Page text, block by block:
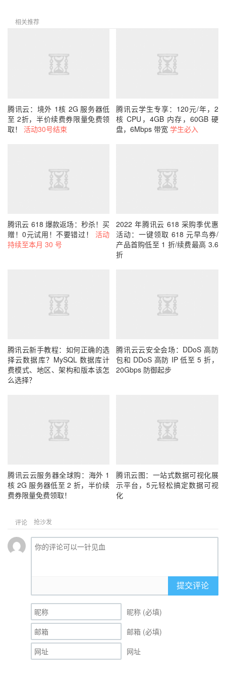
相关推荐
腾讯云：境外 1核 2G 服务器低
至 2折，半价续费券限量免费领
取！ 活动30号结束
腾讯云学生专享：120元/年，2
核 CPU，4GB 内存，60GB 硬
盘，6Mbps 带宽学生必入
腾讯云 618 爆款返场：秒杀！买
赠！0元试用！不要错过！ 活动
持续至本月 30 号
2022 年腾讯云 618 采购季优惠
活动：一键领取 618 元早鸟券/
产品首购低至 1 折/续费最高 3.6
折
腾讯云新手教程：如何正确的选
择云数据库？MySQL 数据库计
费模式、地区、架构和版本该怎
么选择？
腾讯云云安全会场：DDoS 高防
包和 DDoS 高防 IP 低至 5 折，
20Gbps 防御起步
腾讯云云服务器全球购：海外 1
核 2G 服务器低至 2 折，半价续
费券限量免费领取！
腾讯云图：一站式数据可视化展
示平台，5元轻松搞定数据可视
化
评论 抢沙发
提交评论
昵称 (必填)
邮箱 (必填)
网址